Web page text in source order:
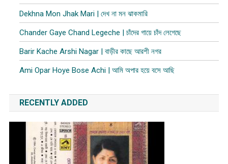
Dekhna Mon Jhak Mari | দেখ না মন ঝাকমারি
Chander Gaye Chand Legeche | চাঁদের গায়ে চাঁদ লেগেছে
Barir Kache Arshi Nagar | বাড়ীর কাছে আরশী নগর
Ami Opar Hoye Bose Achi | আমি অপার হয়ে বসে আছি
RECENTLY ADDED